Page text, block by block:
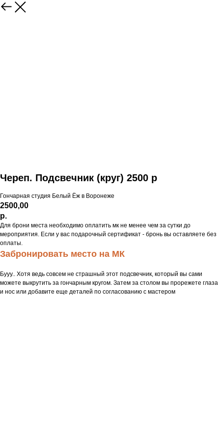
Череп. Подсвечник (круг) 2500 р
Гончарная студия Белый Ёж в Воронеже
2500,00
р.
Для брони места необходимо оплатить мк не менее чем за сутки до
мероприятия. Если у вас подарочный сертификат - бронь вы оставляете без
оплаты.
Забронировать место на МК
Бууу.. Хотя ведь совсем не страшный этот подсвечник, который вы сами
можете выкрутить за гончарным кругом. Затем за столом вы прорежете глаза
и нос или добавите еще деталей по согласованию с мастером